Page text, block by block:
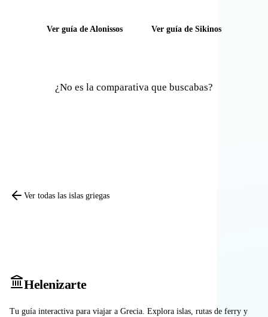
Ver guía de Alonissos Ver guía de Sikinos
¿No es la comparativa que buscabas?
Ver todas las islas griegas
Helenizarte
Tu guía interactiva para viajar a Grecia. Explora islas, rutas de ferry y